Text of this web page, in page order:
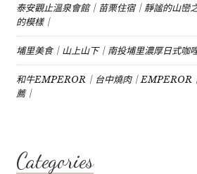
泰安觀止溫泉會館｜苗栗住宿｜靜謐的山巒
的模樣｜
埔里美食｜山上山下｜南投埔里濃厚日式咖
和牛EMPEROR｜台中燒肉｜EMPEROR
薦｜
Categories